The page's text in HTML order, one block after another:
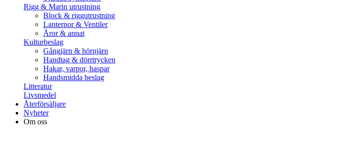
Rigg & Marin utrustning
Block & riggutrustning
Lanternor & Ventiler
Åror & annat
Kulturbeslag
Gångjärn & hörnjärn
Handtag & dörrtrycken
Hakar, varpor, haspar
Handsmidda beslag
Litteratur
Livsmedel
Återförsäljare
Nyheter
Om oss